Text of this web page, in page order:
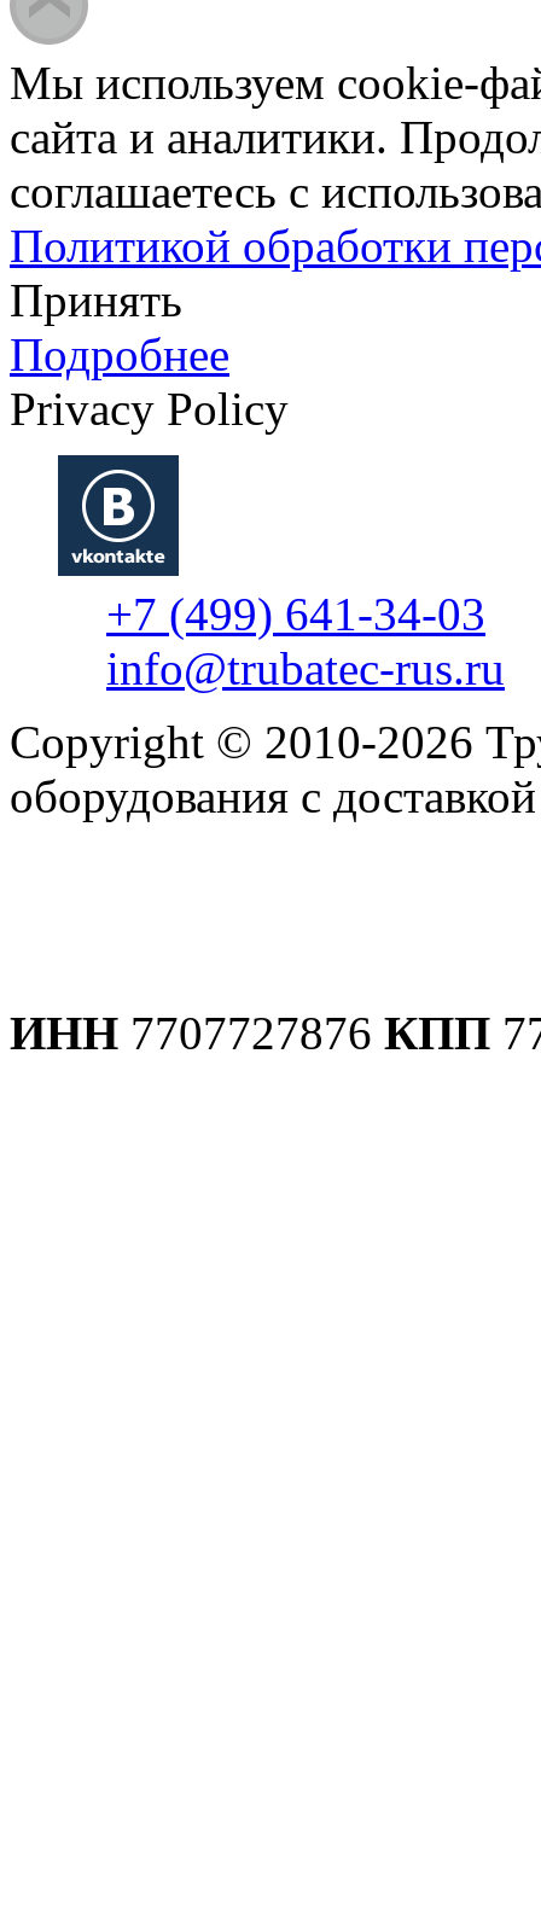
Мы используем cookie-
сайта и аналитики.
соглашаетесь с
Политикой обработки
Принять
Подробнее
Privacy Policy
+7 (499) 641-34-03
info@trubatec-rus.ru
Copyright © 2010-2026
оборудования с
ИНН 7707727876 КПП